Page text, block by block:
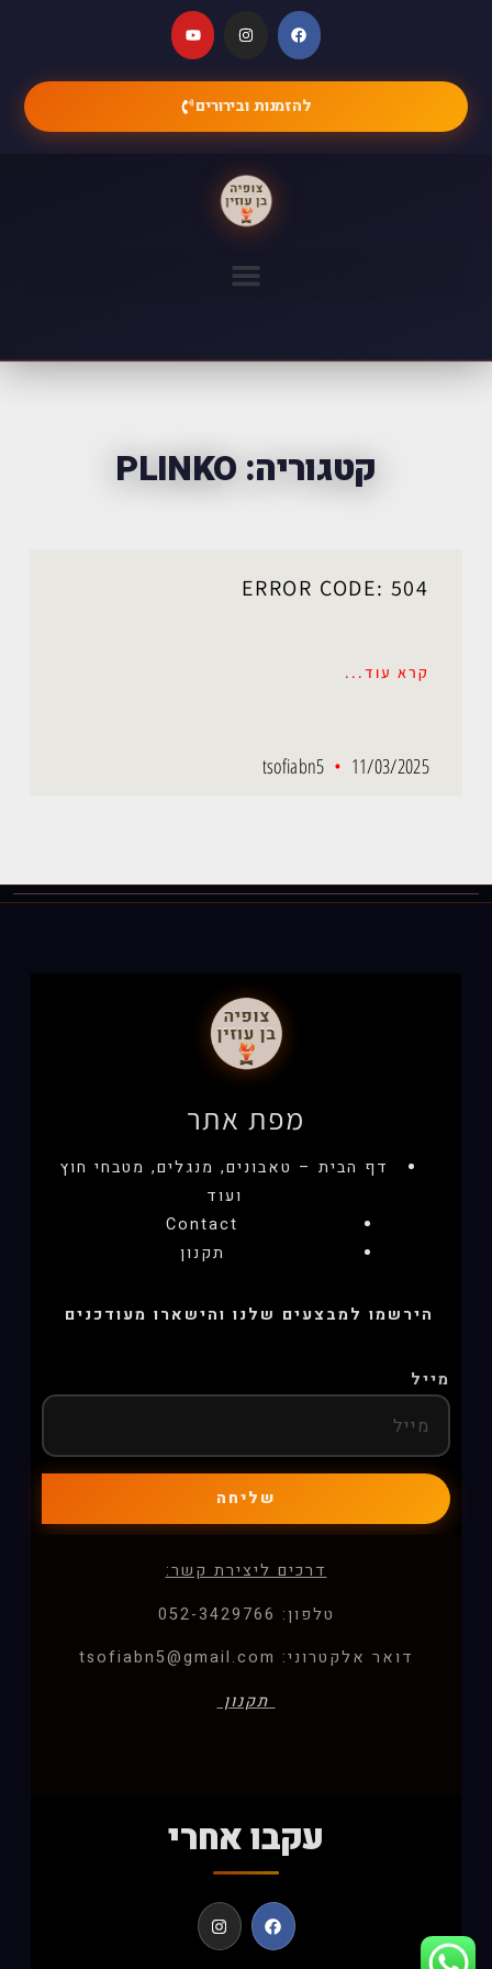
להזמנות ובירורים
קטגוריה: PLINKO
ERROR CODE: 504
קרא עוד...
tsofiabn5 11/03/2025
מפת אתר
דף הבית – טאבונים, מנגלים, מטבחי חוץ
ועוד
Contact
תקנון
הירשמו למבצעים שלנו והישארו מעודכנים
מייל
שליחה
דרכים ליצירת קשר:
טלפון: 052-3429766
דואר אלקטרוני: tsofiabn5@gmail.com
תקנון
עקבו אחרי